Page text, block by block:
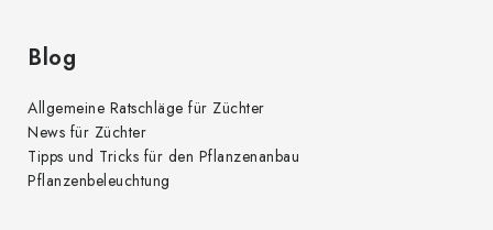
Blog
Allgemeine Ratschläge für Züchter
News für Züchter
Tipps und Tricks für den Pflanzenanbau
Pflanzenbeleuchtung